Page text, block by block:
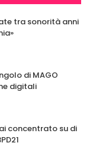
tra sonorità anni
di MAGO
digitali
concentrato su di